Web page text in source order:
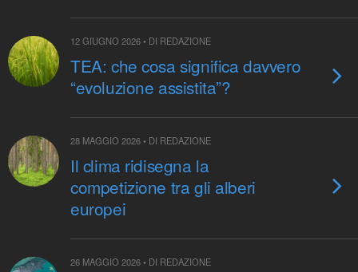
12 GIUGNO 2026 • DI REDAZIONE
TEA: che cosa significa davvero
“evoluzione assistita”?
28 MAGGIO 2026 • DI REDAZIONE
Il clima ridisegna la
competizione tra gli alberi
europei
26 MAGGIO 2026 • DI REDAZIONE